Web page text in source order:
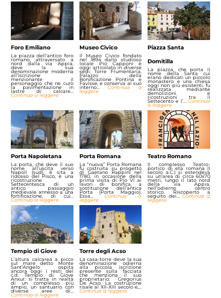
Foro Emiliano
La piazza dell’antico foro
romano, attraversato a
nord dalla via Appia,
deve la sua
denominazione moderna
all’iscrizione
menzionante il
personaggio che ne curò
la pavimentazione in
lastre di calcare…
Continua a leggere
Museo Civico
Il Museo Civico fondato
nel 1894 dallo studioso
locale Pio Capponi è
oggi articolato in diverse
sedi: Torre Frumentaria,
Palazzo della
Bonificazione Pontina e
Favisse, e conserva al suo
interno…Continua a
leggere
Piazza Santa
Domitilla
La piazza, che porta il
nome della Santa cui
erano dedicati un piccolo
monastero e una chiesa
oggi non più esistenti, fu
realizzata mediante
demolizioni e
ricostruzioni tra il
Settecento e l’… Continua
a leggere
Porta Napoletana
La porta, che deve il suo
nome all’uscita verso
Napoli (sud), è sita a
ridosso del Pisco, è una
ricostruzione
Settecentesca di un
antico passaggio
medievale annesso a una
fortificazione, di cui…
Continua a leggere
Porta Romana
La “nuova” Porta Romana
fu costruita su progetto
di Gaetano Rappini nel
1780, in occasione della
prima visita di Pio VI ai
lavori di bonifica, a
sostituzione dell’antica
Porta (Porta Maggio).
Essa… Continua a
leggere
Teatro Romano
Il complesso Teatro-
portico di età romana (I
secolo a.C.) si estendeva
su un’area di circa 60x70
metri, lungo il lato nord
della via Appia,
nell’odierno centro
storico. Riscoperto a
seguito dei… Continua a
leggere
Tempio di Giove
L’altura calcarea a picco
sul mare detto Monte
Sant’Angelo ospita
ancora oggi i resti del
c.d. Tempio di Giove
Anxur: si tratta in realtà
di un complesso più
ampio, un santuario con
diverse aree di…
Continua a leggere
Torre degli Acso
La casa-torre deve la sua
denominazione odierna
alla piccola iscrizione
presente sulla facciata
che menziona il suo
proprietario: Gregorius
De Acso. La costruzione
risale al XII-XIII secolo e,…
Continua a leggere